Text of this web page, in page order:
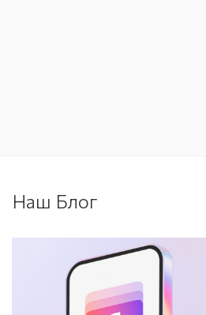
Наш Блог